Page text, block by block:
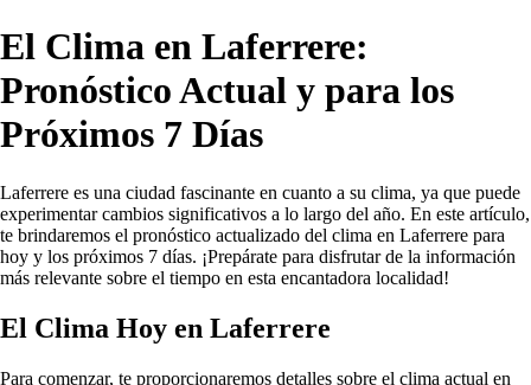
El Clima en Laferrere:
Pronóstico Actual y para los
Próximos 7 Días
Laferrere es una ciudad fascinante en cuanto a su clima, ya que puede
experimentar cambios significativos a lo largo del año. En este artículo,
te brindaremos el pronóstico actualizado del clima en Laferrere para
hoy y los próximos 7 días. ¡Prepárate para disfrutar de la información
más relevante sobre el tiempo en esta encantadora localidad!
El Clima Hoy en Laferrere
Para comenzar, te proporcionaremos detalles sobre el clima actual en